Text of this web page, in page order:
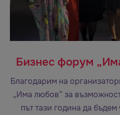
Бизнес форум
Благодарим на
„Има любов“ за
път тази година да бъдем